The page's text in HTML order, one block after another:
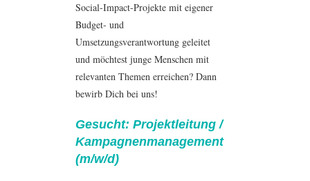
Social-Impact-Projekte mit eigener
Budget- und
Umsetzungsverantwortung geleitet
und möchtest junge Menschen mit
relevanten Themen erreichen? Dann
bewirb Dich bei uns!
Gesucht: Projektleitung /
Kampagnenmanagement
(m/w/d)